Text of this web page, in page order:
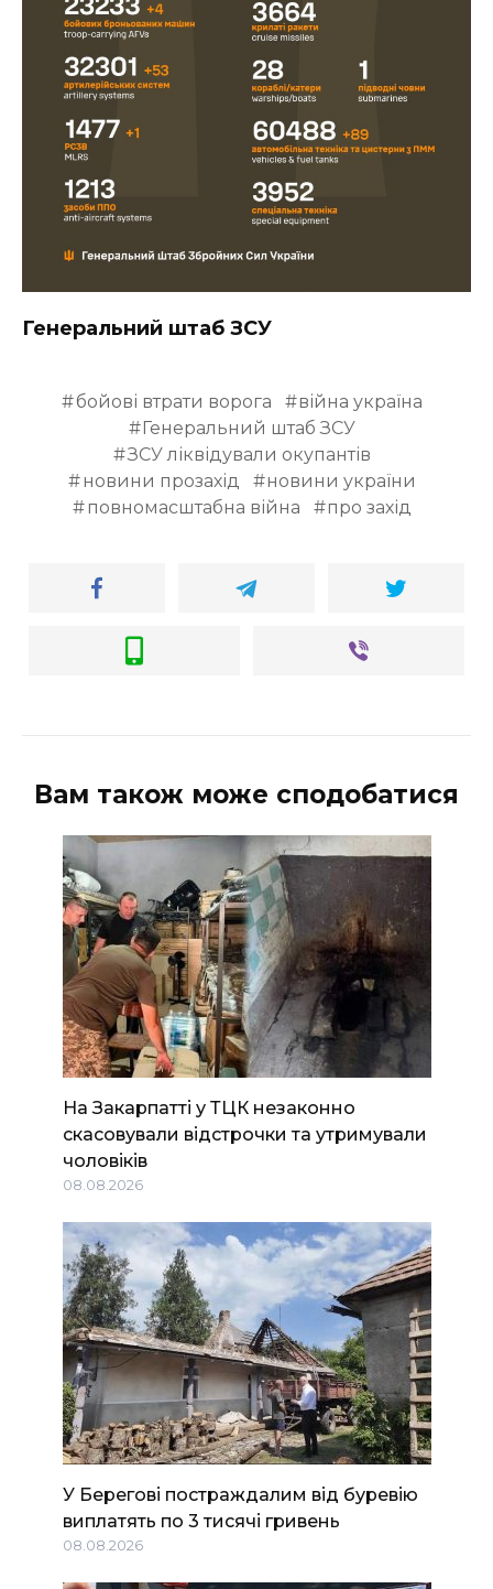
Генеральний штаб ЗСУ
бойові втрати ворога
війна україна
Генеральний штаб ЗСУ
ЗСУ ліквідували окупантів
новини прозахід
новини україни
повномасштабна війна
про захід
Вам також може сподобатися
На Закарпатті у ТЦК незаконно
скасовували відстрочки та утримували
чоловіків
08.08.2026
У Берегові постраждалим від буревію
виплатять по 3 тисячі гривень
08.08.2026